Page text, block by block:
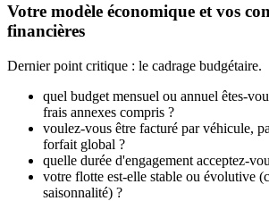
Votre modèle économique et vos
financières
Dernier point critique : le cadrage budgétaire.
quel budget mensuel ou annuel êtes-
frais annexes compris ?
voulez-vous être facturé par véhicule,
forfait global ?
quelle durée d'engagement acceptez-
votre flotte est-elle stable ou évolutive
saisonnalité) ?